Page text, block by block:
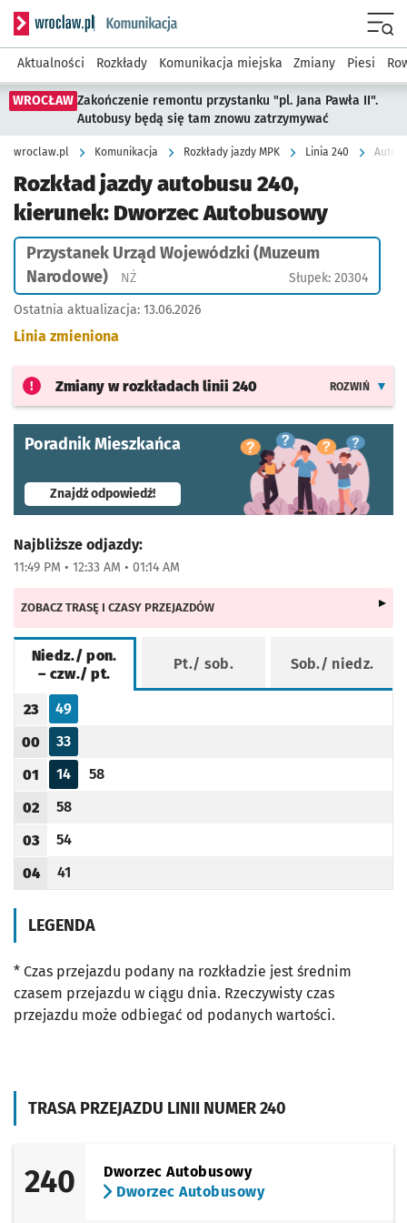
Serwis informacyjny wroclaw.pl podserwis: Komunikacja
Aktualności Rozkłady Komunikacja miejska Zmiany Piesi
WROCŁAW Zakończenie remontu przystanku "pl. Jana Pawła II".
Autobusy będą się tam znowu zatrzymywać
wroclaw.pl Komunikacja Rozkłady jazdy MPK Linia 240
Rozkład jazdy autobusu 240,
kierunek: Dworzec Autobusowy
Przystanek Urząd Wojewódzki (Muzeum
Narodowe)
NŻPrzystanek na życzenie Słupek: 20304
Ostatnia aktualizacja: 13.06.2026
Linia zmieniona
Zmiany w rozkładach linii 240 ROZWIŃ
Poradnik Mieszkańca
Znajdź odpowiedź!- otworzy się w nowej karcie
TRASA PRZEJAZDU LINII NUMER 240
240
Dworzec Autobusowy
Dworzec Autobusowy
Najbliższe odjazdy:
11:49 PM • 12:33 AM • 01:14 AM
ZOBACZ TRASĘ I CZASY PRZEJAZDÓW
Niedz./ pon.
– czw./ pt.
Pt./ sob. Sob./ niedz.
Rozkład jazdy -
Godzina odjazdu
23
Odjazd
49
minut po godzinie 23
Godzina odjazdu
00
Odjazd
33
minut po godzinie 00
Godzina odjazdu
01
Odjazd
14
minut po godzinie 01
Odjazd
58
minut po godzinie 01
Godzina odjazdu
02
Odjazd
58
minut po godzinie 02
Godzina odjazdu
03
Odjazd
54
minut po godzinie 03
Godzina odjazdu
04
Odjazd
41
minut po godzinie 04
LEGENDA
* Czas przejazdu podany na rozkładzie jest średnim
czasem przejazdu w ciągu dnia. Rzeczywisty czas
przejazdu może odbiegać od podanych wartości.